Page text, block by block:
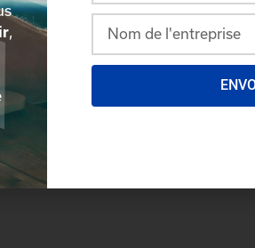
via leur espace sécurisé.
n'êtes pas membre?